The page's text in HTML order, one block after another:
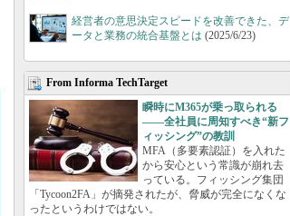
経営者の意思決定スピードを改善できた、デ
ータと業務の統合基盤とは (2025/6/23)
From Informa TechTarget
瞬時にM365が乗っ取られる
――全社員に周知すべき“新フ
ィッシング”の教訓
MFA（多要素認証）を入れた
から安心という常識が崩れ去
っている。フィッシング集団
「Tycoon2FA」が摘発されたが、脅威が完全になくな
ったというわけではない。